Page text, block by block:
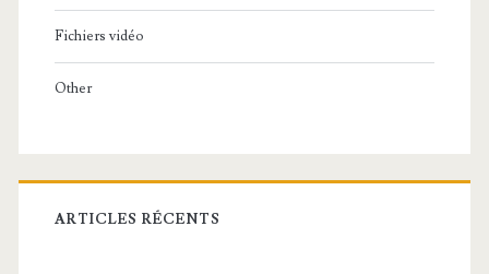
Fichiers vidéo
Other
ARTICLES RÉCENTS